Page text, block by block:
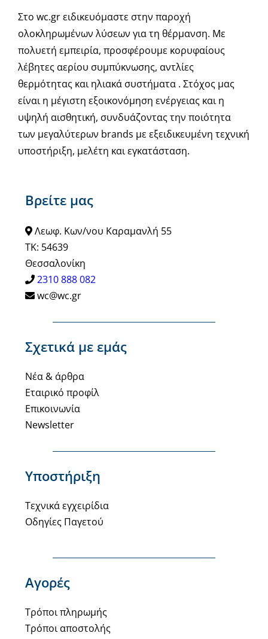
Βρείτε μας
Λεωφ. Κων/νου Καραμανλή 55
ΤΚ: 54639
Θεσσαλονίκη
2310 888 082
wc@wc.gr
Σχετικά με εμάς
Νέα & άρθρα
Εταιρικό προφίλ
Επικοινωνία
Newsletter
Υποστήριξη
Τεχνικά εγχειρίδια
Οδηγίες Παγετού
Αγορές
Τρόποι πληρωμής
Τρόποι αποστολής
Στο wc.gr ειδικευόμαστε στην παροχή
ολοκληρωμένων λύσεων για τη θέρμανση. Με
πολυετή εμπειρία, προσφέρουμε κορυφαίους
λέβητες αερίου συμπύκνωσης, αντλίες
θερμότητας και ηλιακά συστήματα . Στόχος μας
είναι η μέγιστη εξοικονόμηση ενέργειας και η
υψηλή αισθητική, συνδυάζοντας την ποιότητα
των μεγαλύτερων brands με εξειδικευμένη τεχνική
υποστήριξη, μελέτη και εγκατάσταση.